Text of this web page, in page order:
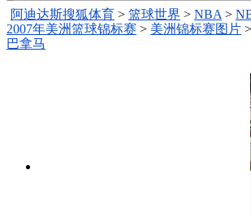
阿迪达斯搜狐体育 > 篮球世界 > NBA >
2007年美洲篮球锦标赛 > 美洲锦标赛图片 >
巴拿马